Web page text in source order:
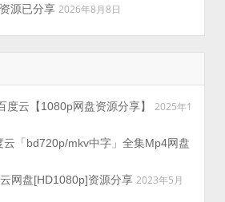
源已分享 2026年8月8日
度云【1080p网盘资源分享】
2025年1
云「bd720p/mkv中字」全集Mp4网盘
网盘[HD1080p]资源分享 2023年5月